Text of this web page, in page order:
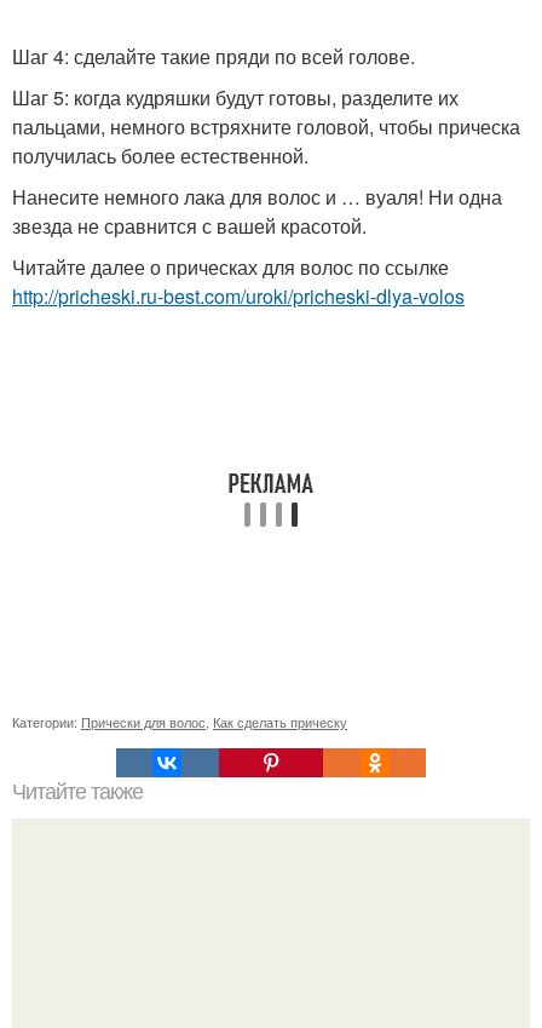
Шаг 4: сделайте такие пряди по всей голове.
Шаг 5: когда кудряшки будут готовы, разделите их
пальцами, немного встряхните головой, чтобы прическа
получилась более естественной.
Нанесите немного лака для волос и … вуаля! Ни одна
звезда не сравнится с вашей красотой.
Читайте далее о прическах для волос по ссылке
http://pricheski.ru-best.com/uroki/pricheski-dlya-volos
Категории: Прически для волос Как сделать прическу
Читайте также